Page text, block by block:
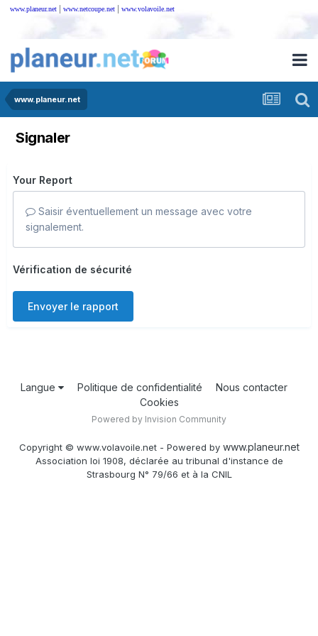
www.planeur.net | www.netcoupe.net | www.volavoile.net
www.planeur.net
Signaler
Your Report
Saisir éventuellement un message avec votre
signalement.
Vérification de sécurité
Envoyer le rapport
Langue Politique de confidentialité
Nous contacter
Cookies
Powered by Invision Community
Copyright © www.volavoile.net - Powered by www.planeur.net
Association loi 1908, déclarée au tribunal d'instance de
Strasbourg N° 79/66 et à la CNIL